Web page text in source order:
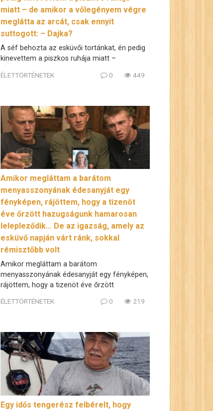
miatt – de amikor a vőlegényem végre
meglátta az arcát, csak ennyit
suttogott: – Dajka?
A séf behozta az esküvői tortánkat, én pedig
kinevettem a piszkos ruhája miatt –
ÉLETTÖRTÉNETEK 0 449
Amikor megláttam a barátom
menyasszonyának édesanyját egy
fényképen, rájöttem, hogy a tizenöt
éve őrzött hazugságunk hamarosan
lelepleződik… De az igazság, amely az
esküvő napján várt ránk, sokkal
rémisztőbb volt
Amikor megláttam a barátom
menyasszonyának édesanyját egy fényképen,
rájöttem, hogy a tizenöt éve őrzött
ÉLETTÖRTÉNETEK 0 219
Egy idős tengerész felbérelt, hogy